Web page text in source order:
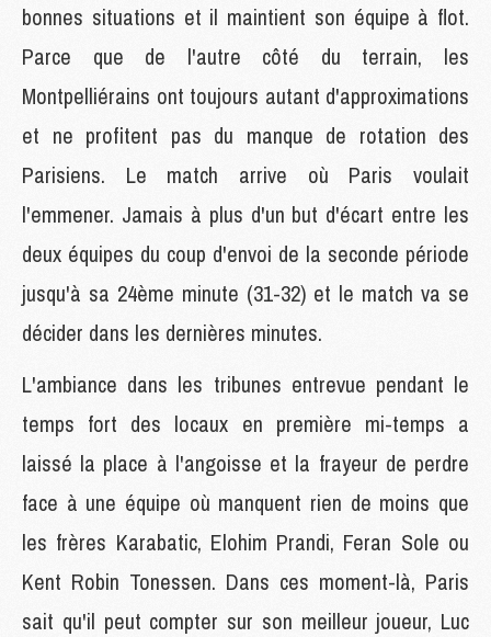
bonnes situations et il maintient son équipe à flot.
Parce que de l'autre côté du terrain, les
Montpelliérains ont toujours autant d'approximations
et ne profitent pas du manque de rotation des
Parisiens. Le match arrive où Paris voulait
l'emmener. Jamais à plus d'un but d'écart entre les
deux équipes du coup d'envoi de la seconde période
jusqu'à sa 24ème minute (31-32) et le match va se
décider dans les dernières minutes.
L'ambiance dans les tribunes entrevue pendant le
temps fort des locaux en première mi-temps a
laissé la place à l'angoisse et la frayeur de perdre
face à une équipe où manquent rien de moins que
les frères Karabatic, Elohim Prandi, Feran Sole ou
Kent Robin Tonessen. Dans ces moment-là, Paris
sait qu'il peut compter sur son meilleur joueur, Luc